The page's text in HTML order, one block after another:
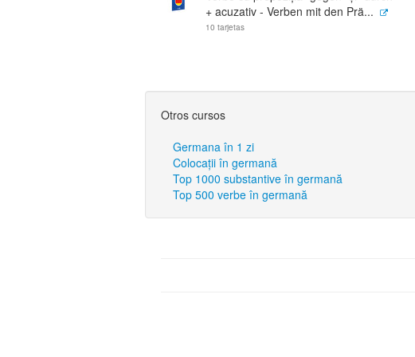
+ acuzativ - Verben mit den Prä...
10 tarjetas
Otros cursos
Germana în 1 zi
Colocații în germană
Top 1000 substantive în germană
Top 500 verbe în germană